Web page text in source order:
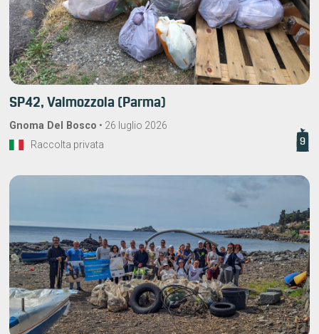
SP42, Valmozzola (Parma)
Gnoma Del Bosco • 26 luglio 2026
Raccolta privata
9